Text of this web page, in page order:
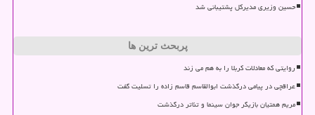
حسین وزیری مدیرکل پشتیبانی شد
پربحث ترین ها
روایتی که معادلات کربلا را به هم می زند
عراقچی در پیامی درگذشت ابوالقاسم قاسم زاده را تسلیت گفت
مریم همتیان بازیگر جوان سینما و تئاتر درگذشت